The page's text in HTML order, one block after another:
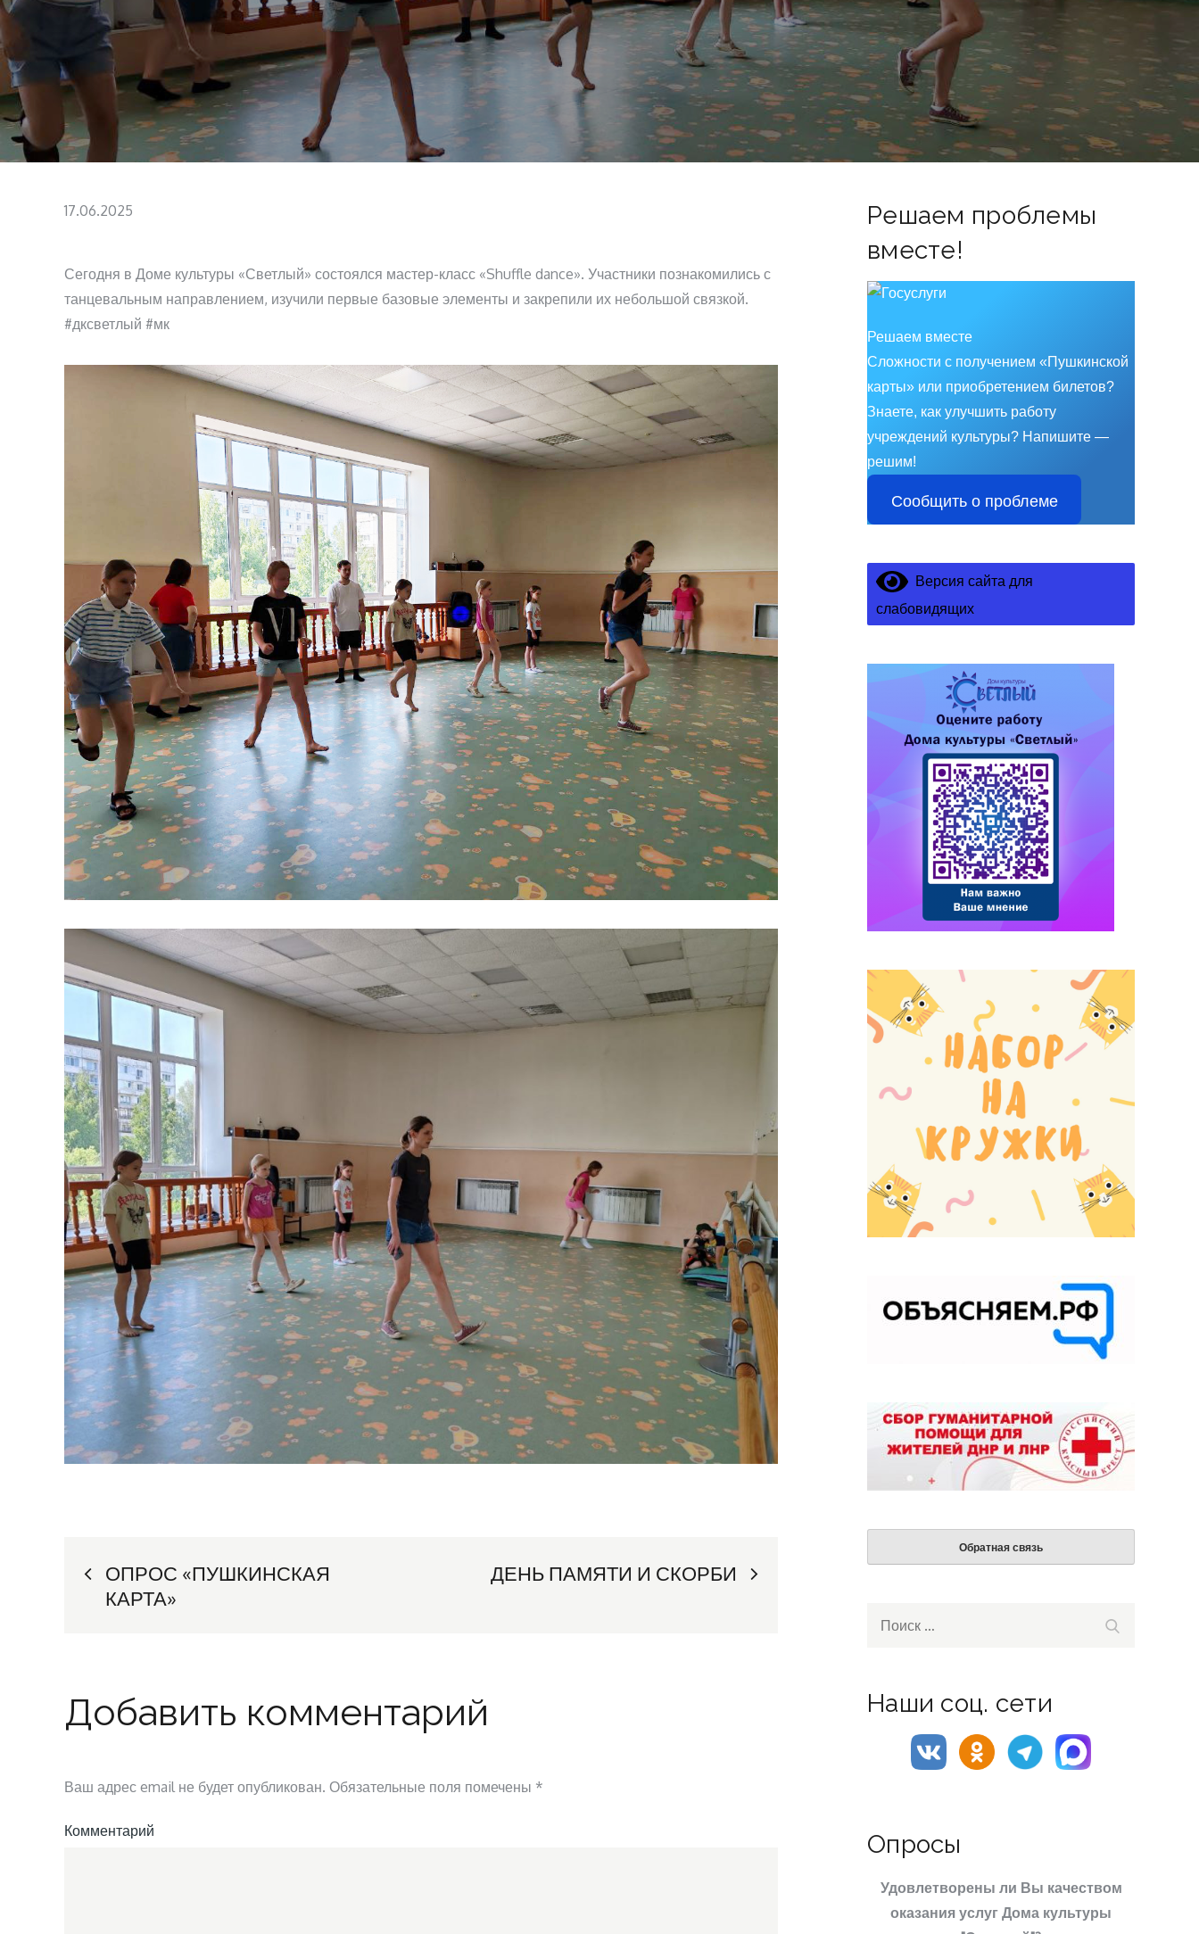
Posted
17.06.2025
Сегодня в Доме культуры «Светлый» состоялся мастер-класс «Shuffle dance». Участники познакомились с
танцевальным направлением, изучили первые базовые элементы и закрепили их небольшой связкой.
#дксветлый #мк
Навигация
ОПРОС «ПУШКИНСКАЯ
КАРТА»
ДЕНЬ ПАМЯТИ И СКОРБИ
Добавить комментарий
Ваш адрес email не будет опубликован. Обязательные поля помечены *
Комментарий
Решаем проблемы
вместе!
Решаем вместе
Сложности с получением «Пушкинской
карты» или приобретением билетов?
Знаете, как улучшить работу
учреждений культуры? Напишите —
решим!
Сообщить о проблеме
Версия сайта для
слабовидящих
Обратная связь
Search
Наши соц. сети
Опросы
Удовлетворены ли Вы качеством
оказания услуг Дома культуры